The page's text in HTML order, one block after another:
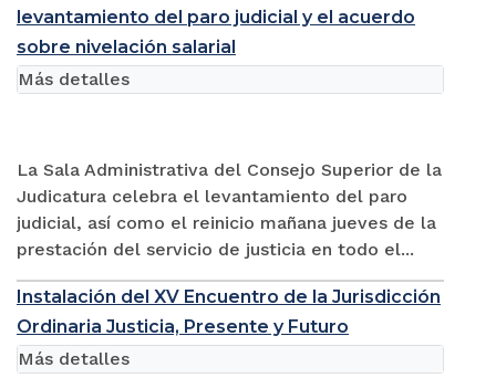
levantamiento del paro judicial y el acuerdo
sobre nivelación salarial
La Sala Administrativa del Consejo Superior de la
Judicatura celebra el levantamiento del paro
judicial, así como el reinicio mañana jueves de la
prestación del servicio de justicia en todo el...
Más detalles
Instalación del XV Encuentro de la Jurisdicción
Ordinaria Justicia, Presente y Futuro
Más detalles